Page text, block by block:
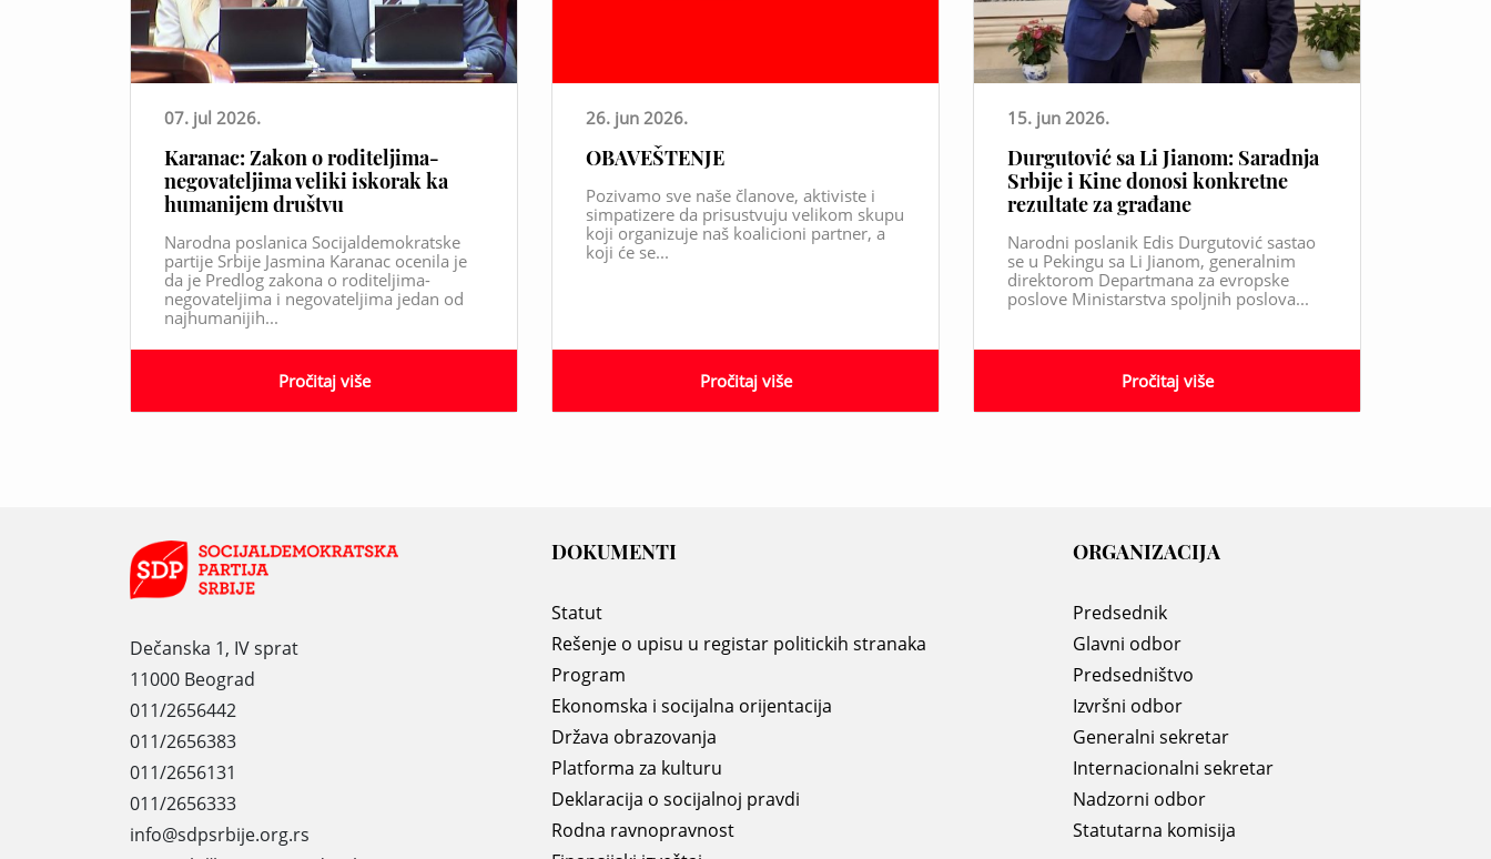
07. jul 2026.
Karanac: Zakon o roditeljima-
negovateljima veliki iskorak ka
humanijem društvu
Narodna poslanica Socijaldemokratske
partije Srbije Jasmina Karanac ocenila je
da je Predlog zakona o roditeljima-
negovateljima i negovateljima jedan od
najhumanijih...
Pročitaj više
26. jun 2026.
OBAVEŠTENJE
Pozivamo sve naše članove, aktiviste i
simpatizere da prisustvuju velikom skupu
koji organizuje naš koalicioni partner, a
koji će se...
Pročitaj više
15. jun 2026.
Durgutović sa Li Jianom: Saradnja
Srbije i Kine donosi konkretne
rezultate za građane
Narodni poslanik Edis Durgutović sastao
se u Pekingu sa Li Jianom, generalnim
direktorom Departmana za evropske
poslove Ministarstva spoljnih poslova...
Pročitaj više
Dečanska 1, IV sprat
11000 Beograd
011/2656442
011/2656383
011/2656131
011/2656333
info@sdpsrbije.org.rs
DOKUMENTI
Statut
Rešenje o upisu u registar politickih stranaka
Program
Ekonomska i socijalna orijentacija
Država obrazovanja
Platforma za kulturu
Deklaracija o socijalnoj pravdi
Rodna ravnopravnost
ORGANIZACIJA
Predsednik
Glavni odbor
Predsedništvo
Izvršni odbor
Generalni sekretar
Internacionalni sekretar
Nadzorni odbor
Statutarna komisija